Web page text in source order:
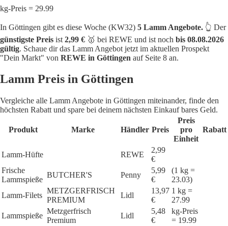
kg-Preis = 29.99
In Göttingen gibt es diese Woche (KW32) 5 Lamm Angebote. 👆 Der
günstigste Preis ist 2,99 € 🥇 bei REWE und ist noch bis 08.08.2026
gültig. Schaue dir das Lamm Angebot jetzt im aktuellen Prospekt
"Dein Markt" von REWE in Göttingen auf Seite 8 an.
Lamm Preis in Göttingen
Vergleiche alle Lamm Angebote in Göttingen miteinander, finde den
höchsten Rabatt und spare bei deinem nächsten Einkauf bares Geld.
Produkt Marke Händler Preis
Preis
pro
Einheit
Rabatt
Lamm-Hüfte REWE
2,99
€
Frische
Lammspieße
BUTCHER'S Penny
5,99
€
(1 kg =
23.03)
Lamm-Filets
METZGERFRISCH
PREMIUM
Lidl
13,97
€
1 kg =
27.99
Lammspieße
Metzgerfrisch
Premium
Lidl
5,48
€
kg-Preis
= 19.99